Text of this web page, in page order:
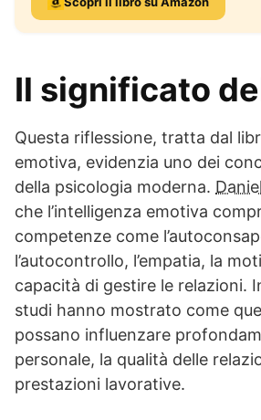
Il significato
Questa riflessione, tratta dal
emotiva, evidenzia uno dei
della psicologia moderna.
che l’intelligenza emotiva
competenze come
l’autocontrollo, l’empatia, la
capacità di gestire le relazioni.
studi hanno mostrato come
possano influenzare
personale, la qualità delle
prestazioni lavorative.